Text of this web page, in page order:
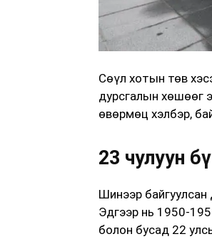
Сөүл хотын төв
дурсгалын хөшөөг
өвөрмөц хэлбэр,
23 чулуун
Шинээр
Эдгээр нь 1950-
болон бусад 22